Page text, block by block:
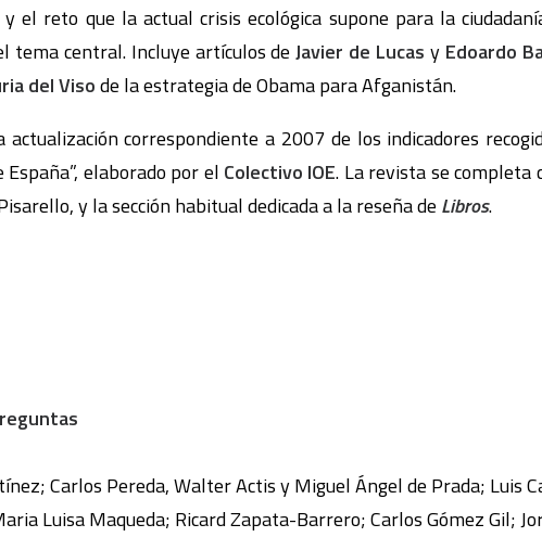
el reto que la actual crisis ecológica supone para la
tema central. Incluye artículos deJavier de Lucasy Edoardo
del Visode la estrategia de Obama para Afganistán.
actualización correspondiente a 2007 de los indicadores
elaborado por el Colectivo IOE. La revista se completa
y la sección habitual dedicada a la reseña de Libros.
Carlos Pereda, Walter Actis y Miguel Ángel de Prada; Luis
Luisa Maqueda; Ricard Zapata-Barrero; Carlos Gómez Gil;